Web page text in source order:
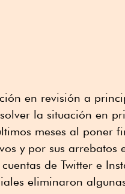
en revisión a
la situación en
meses al poner
y por sus arrebatos
de Twitter e
eliminaron